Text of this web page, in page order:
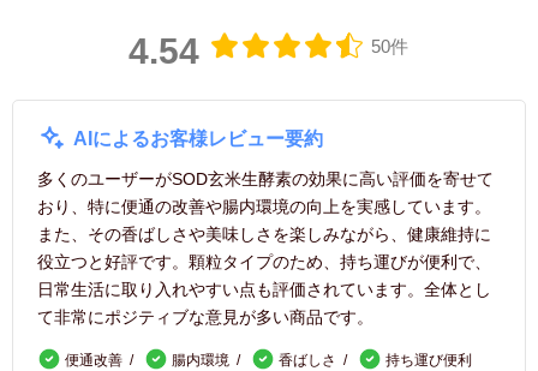
4.54 50件
AIによるお客様レビュー要約
多くのユーザーがSOD玄米生酵素の効果に高い評価を寄せて
おり、特に便通の改善や腸内環境の向上を実感しています。
また、その香ばしさや美味しさを楽しみながら、健康維持に
役立つと好評です。顆粒タイプのため、持ち運びが便利で、
日常生活に取り入れやすい点も評価されています。全体とし
て非常にポジティブな意見が多い商品です。
便通改善 腸内環境 香ばしさ
持ち運び便利